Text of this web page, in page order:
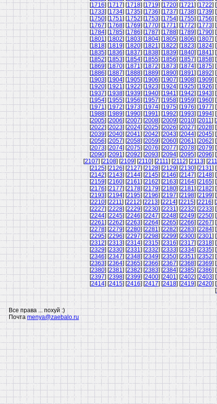
[1716] [1717] [1718] [1719] [1720] [1721] [1722] [
[1733] [1734] [1735] [1736] [1737] [1738] [1739] [
[1750] [1751] [1752] [1753] [1754] [1755] [1756] [
[1767] [1768] [1769] [1770] [1771] [1772] [1773] [
[1784] [1785] [1786] [1787] [1788] [1789] [1790] [
[1801] [1802] [1803] [1804] [1805] [1806] [1807] [
[1818] [1819] [1820] [1821] [1822] [1823] [1824] [
[1835] [1836] [1837] [1838] [1839] [1840] [1841] [
[1852] [1853] [1854] [1855] [1856] [1857] [1858] [
[1869] [1870] [1871] [1872] [1873] [1874] [1875] [
[1886] [1887] [1888] [1889] [1890] [1891] [1892] [
[1903] [1904] [1905] [1906] [1907] [1908] [1909] [
[1920] [1921] [1922] [1923] [1924] [1925] [1926] [
[1937] [1938] [1939] [1940] [1941] [1942] [1943] [
[1954] [1955] [1956] [1957] [1958] [1959] [1960] [
[1971] [1972] [1973] [1974] [1975] [1976] [1977] [
[1988] [1989] [1990] [1991] [1992] [1993] [1994] [
[2005] [2006] [2007] [2008] [2009] [2010] [2011] [
[2022] [2023] [2024] [2025] [2026] [2027] [2028] [
[2039] [2040] [2041] [2042] [2043] [2044] [2045] [
[2056] [2057] [2058] [2059] [2060] [2061] [2062] [
[2073] [2074] [2075] [2076] [2077] [2078] [2079] [
[2090] [2091] [2092] [2093] [2094] [2095] [2096] [
[2107] [2108] [2109] [2110] [2111] [2112] [2113] [
[2125] [2126] [2127] [2128] [2129] [2130] [2131] [
[2142] [2143] [2144] [2145] [2146] [2147] [2148] [
[2159] [2160] [2161] [2162] [2163] [2164] [2165] [
[2176] [2177] [2178] [2179] [2180] [2181] [2182] [
[2193] [2194] [2195] [2196] [2197] [2198] [2199] [
[2210] [2211] [2212] [2213] [2214] [2215] [2216] [
[2227] [2228] [2229] [2230] [2231] [2232] [2233] [
[2244] [2245] [2246] [2247] [2248] [2249] [2250] [
[2261] [2262] [2263] [2264] [2265] [2266] [2267] [
[2278] [2279] [2280] [2281] [2282] [2283] [2284] [
[2295] [2296] [2297] [2298] [2299] [2300] [2301] [
[2312] [2313] [2314] [2315] [2316] [2317] [2318] [
[2329] [2330] [2331] [2332] [2333] [2334] [2335] [
[2346] [2347] [2348] [2349] [2350] [2351] [2352] [
[2363] [2364] [2365] [2366] [2367] [2368] [2369] [
[2380] [2381] [2382] [2383] [2384] [2385] [2386] [
[2397] [2398] [2399] [2400] [2401] [2402] [2403] [
[2414] [2415] [2416] [2417] [2418] [2419] [2420] [
[
Все права ... похуй :)
Почтаmenya@zaebalo.ru